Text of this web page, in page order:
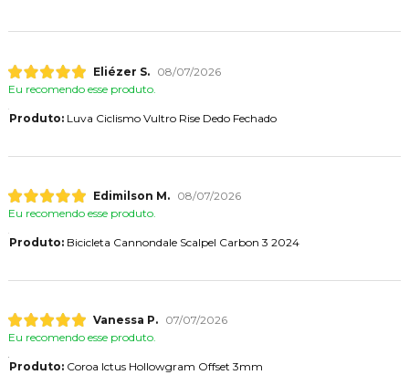
Eliézer S.
08/07/2026
Eu recomendo esse produto.
Produto:Luva Ciclismo Vultro Rise Dedo Fechado
Edimilson M.
08/07/2026
Eu recomendo esse produto.
Produto:Bicicleta Cannondale Scalpel Carbon 3 2024
Vanessa P.
07/07/2026
Eu recomendo esse produto.
Produto:Coroa Ictus Hollowgram Offset 3mm